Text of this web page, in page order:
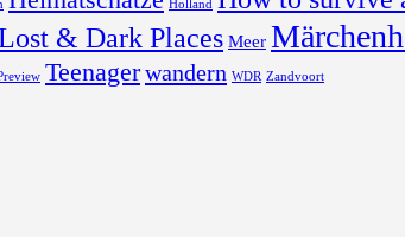
Holland
& Dark Places Meer
Teenagerwandern WDR Zandvoort